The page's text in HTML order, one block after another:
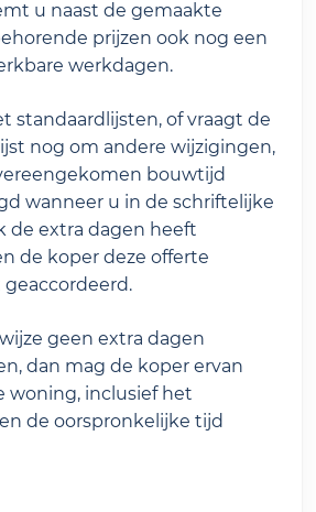
u naast de gemaakte
prijzen ook nog een
werkdagen.
standaardlijsten, of vraagt de
nog om andere wijzigingen,
bouwtijd
wanneer u in de schriftelijke
de extra dagen heeft
de koper deze offerte
geen extra dagen
dan mag de koper ervan
woning, inclusief het
de oorspronkelijke tijd